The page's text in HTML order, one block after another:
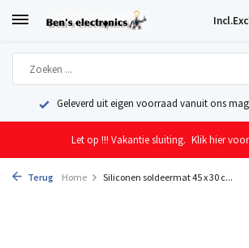
Incl.
Geleverd uit eigen voorraad vanuit ons
Let op !!! Vakantie sluiting. Klik hier
Terug Home Siliconen soldeermat 45 x 30 c...